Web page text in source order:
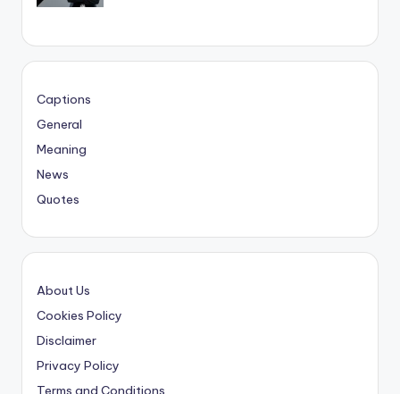
Captions
General
Meaning
News
Quotes
About Us
Cookies Policy
Disclaimer
Privacy Policy
Terms and Conditions